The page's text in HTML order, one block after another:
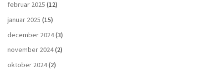
februar 2025 (12)
januar 2025 (15)
december 2024(3)
november 2024(2)
oktober 2024(2)